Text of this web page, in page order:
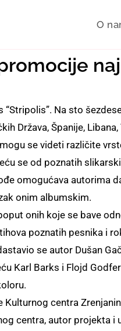
O
Na sto
Država, Španije, Libana,
se videti različite
se od poznatih
omogućava autorima
onim albumskim.
onih koje se bave
poznatih pesnika i
se autor Dušan
Karl Barks i Flojd
centra
centra, autor projekta